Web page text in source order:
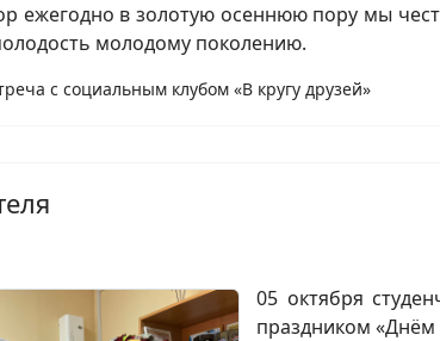
ежегодно в золотую осеннюю пору мы
молодому поколению.
с социальным клубом «В кругу друзей»
05 октября
праздником «Днём